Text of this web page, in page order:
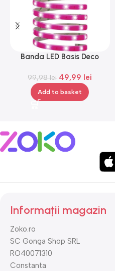
Banda LED Basis Deco
cm
99,98lei 49,99 lei
Add to basket
Informații magazin
Zoko.ro
SC Gonga Shop SRL
RO40071310
Constanta